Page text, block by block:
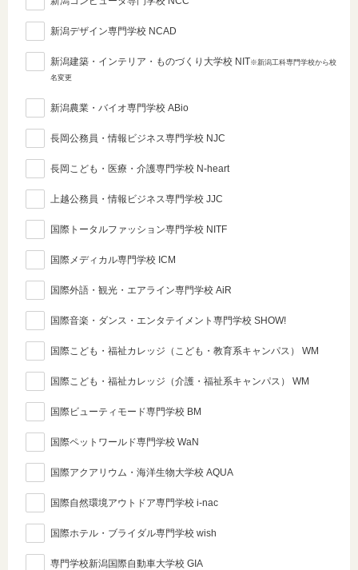
新潟デザイン専門学校 NCAD
新潟建築・インテリア・ものづくり大学校 NIT※新潟工科専門学校から校
名変更
新潟農業・バイオ専門学校 ABio
長岡公務員・情報ビジネス専門学校 NJC
長岡こども・医療・介護専門学校 N-heart
上越公務員・情報ビジネス専門学校 JJC
国際トータルファッション専門学校 NITF
国際メディカル専門学校 ICM
国際外語・観光・エアライン専門学校 AiR
国際音楽・ダンス・エンタテイメント専門学校 SHOW!
国際こども・福祉カレッジ（こども・教育系キャンパス） WM
国際こども・福祉カレッジ（介護・福祉系キャンパス） WM
国際ビューティモード専門学校 BM
国際ペットワールド専門学校 WaN
国際アクアリウム・海洋生物大学校 AQUA
国際自然環境アウトドア専門学校 i-nac
国際ホテル・ブライダル専門学校 wish
専門学校新潟国際自動車大学校 GIA